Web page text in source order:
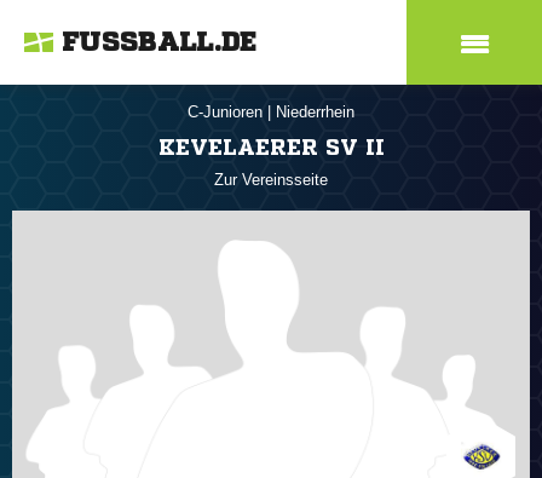
FUSSBALL.DE
C-Junioren Niederrhein
KEVELAERER SV II
Zur Vereinsseite